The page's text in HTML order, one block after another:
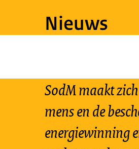
Nieuws
SodM maakt
mens en de
energiewinning